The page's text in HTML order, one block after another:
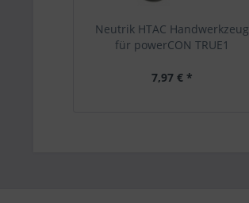
Neutrik HTAC Handwerkzeug
für powerCON TRUE1
7,97 € *